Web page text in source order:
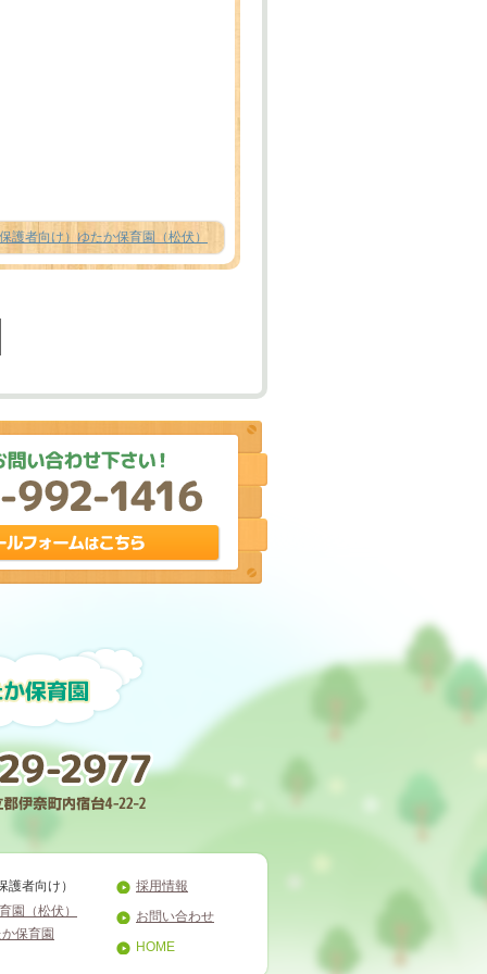
護者向け）ゆたか保育園（松伏）
護者向け）
園（松伏）
保育園
採用情報
お問い合わせ
HOME